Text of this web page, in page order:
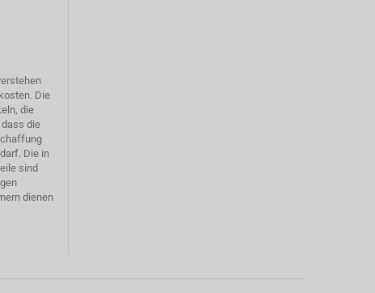
Die
die
dass die
Die in
sind
dienen